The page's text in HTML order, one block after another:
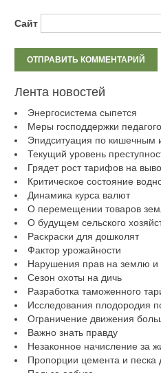
Сайт
Лента новостей
Энергосистема сыпется
Меры господдержки
Эпидситуация по кишечным
Текущий уровень
Грядет рост тарифов на
Критическое состояние
Динамика курса валют
О перемещении товаров
О будущем сельского
Раскраски для дошколят
Фактор урожайности
Нарушения прав на землю и
Сезон охоты на дичь
Разработка таможенного
Исследования плодородия
Ограничение движения
Важно знать правду
Незаконное начисление за
Пропорции цемента и песка